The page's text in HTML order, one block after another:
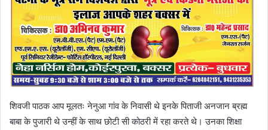
शिवजी पाठक आप मूलतः नेनुआ गांव के निवासी थे इनके पिताजी अनजान ब्रह्म
बाबा के पुजारी थे उन्हीं के साथ छोटी सी कोठरी में रहा करते थे। उनका शिक्षा